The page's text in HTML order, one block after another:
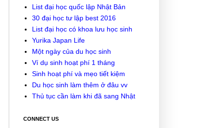
List đại học quốc lập Nhật Bản
30 đại học tư lập best 2016
List đại học có khoa lưu học sinh
Yurika Japan Life
Một ngày của du học sinh
Ví dụ sinh hoạt phí 1 tháng
Sinh hoạt phí và mẹo tiết kiệm
Du học sinh làm thêm ở đâu vv
Thủ tục cần làm khi đã sang Nhật
CONNECT US